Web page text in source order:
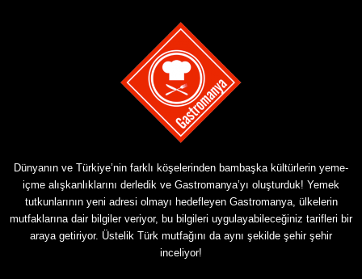
Dünyanın ve Türkiye’nin farklı köşelerinden bambaşka kültürlerin yeme-
içme alışkanlıklarını derledik ve Gastromanya’yı oluşturduk! Yemek
tutkunlarının yeni adresi olmayı hedefleyen Gastromanya, ülkelerin
mutfaklarına dair bilgiler veriyor, bu bilgileri uygulayabileceğiniz tarifleri bir
araya getiriyor. Üstelik Türk mutfağını da aynı şekilde şehir şehir
inceliyor!